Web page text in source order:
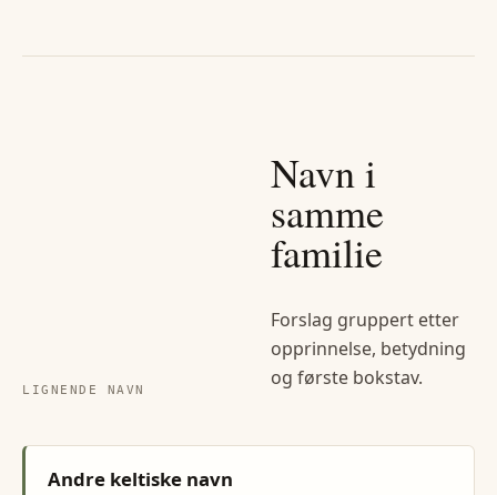
LIGNENDE NAVN
Navn i
samme
familie
Forslag gruppert etter
opprinnelse, betydning
og første bokstav.
Andre keltiske navn